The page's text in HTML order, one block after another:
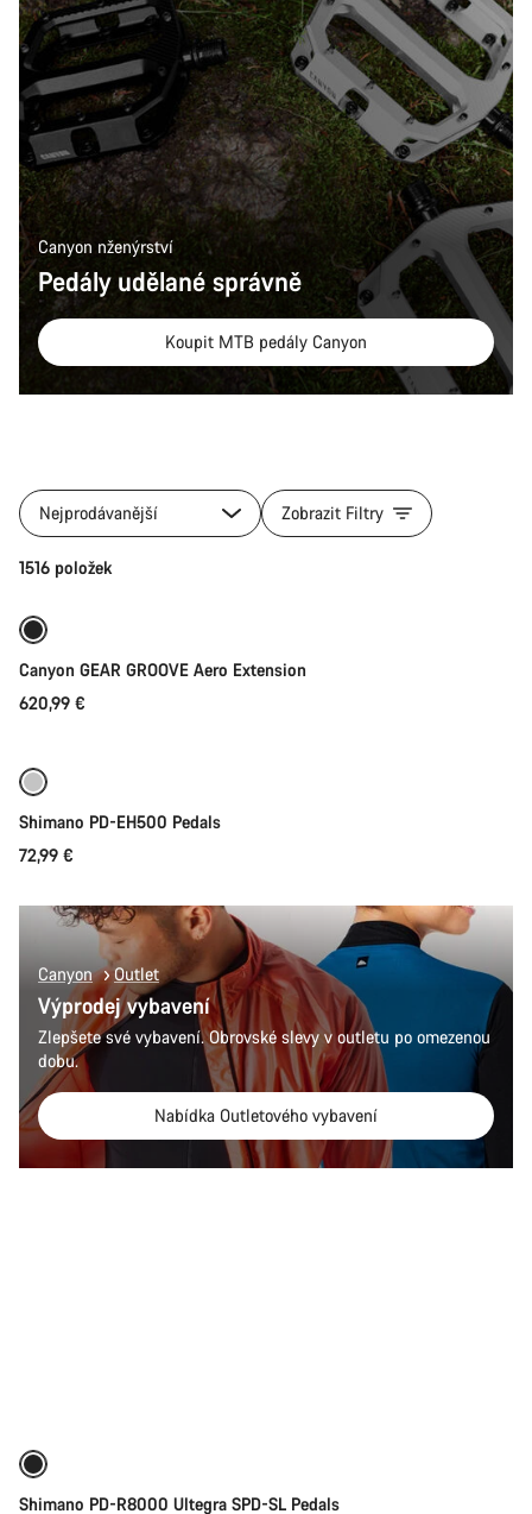
Canyon nženýrství
Pedály udělané správně
Koupit MTB pedály Canyon
kategorie
produktu
jízdního
Nejprodávanější Zobrazit Filtry
1516 položek
Canyon GEAR GROOVE Aero Extension
620,99 €
Shimano PD-EH500 Pedals
72,99 €
Canyon Outlet
Výprodej vybavení
Zlepšete své vybavení. Obrovské slevy v outletu po omezenou
dobu.
Nabídka Outletového vybavení
Shimano PD-R8000 Ultegra SPD-SL Pedals